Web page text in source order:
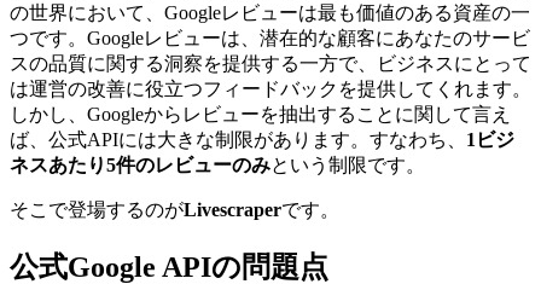
の世界において、Googleレビューは最も価値のある資産の一
つです。Googleレビューは、潜在的な顧客にあなたのサービ
スの品質に関する洞察を提供する一方で、ビジネスにとって
は運営の改善に役立つフィードバックを提供してくれます。
しかし、Googleからレビューを抽出することに関して言え
ば、公式APIには大きな制限があります。すなわち、 1ビジ
ネスあたり5件のレビューのみという制限です。
そこで登場するのがLivescraperです。
公式Google APIの問題点